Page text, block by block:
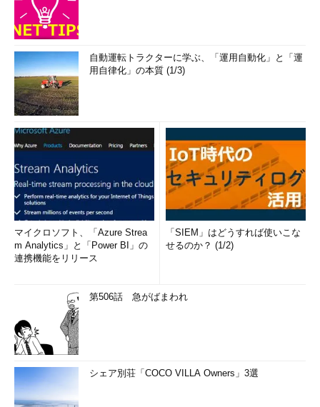
自動運転トラクターに学ぶ、「運用自動化」と「運
用自律化」の本質 (1/3)
マイクロソフト、「Azure Strea
m Analytics」と「Power BI」の
連携機能をリリース
「SIEM」はどうすれば使いこな
せるのか？ (1/2)
第506話 急がばまわれ
シェア別荘「COCO VILLA Owners」3選